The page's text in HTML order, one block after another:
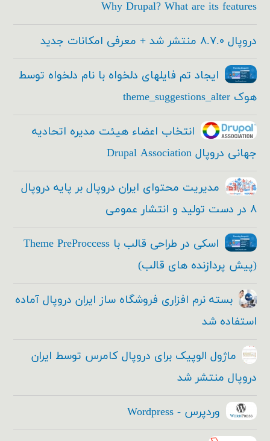
Why Drupal? What are its features
دروپال ۸.۷.۰ منتشر شد + معرفی امکانات جدید
ایجاد تم فایلهای دلخواه با نام دلخواه توسط
هوک theme_suggestions_alter
انتخاب اعضاء هیئت مدیره اتحادیه
جهانی دروپال Drupal Association
مدیریت محتوای ایران دروپال بر پایه دروپال
۸ در دست تولید و انتشار عمومی
اسکی در طراحی قالب با Theme PreProccess
(پیش پردازنده های قالب)
بسته نرم افزاری فروشگاه ساز ایران دروپال آماده
استفاده شد
ماژول الوپیک برای دروپال کامرس توسط ایران
دروپال منتشر شد
وردپرس - Wordpress